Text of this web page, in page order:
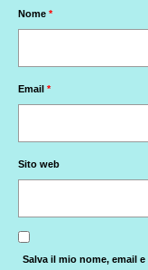
Nome *
Email *
Sito web
Salva il mio nome, email